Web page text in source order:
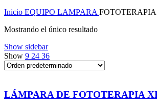
Inicio EQUIPO LAMPARA
Mostrando el único resultado
Show sidebar
Show 9 24 36
LÁMPARA DE FOTOTERAPIA